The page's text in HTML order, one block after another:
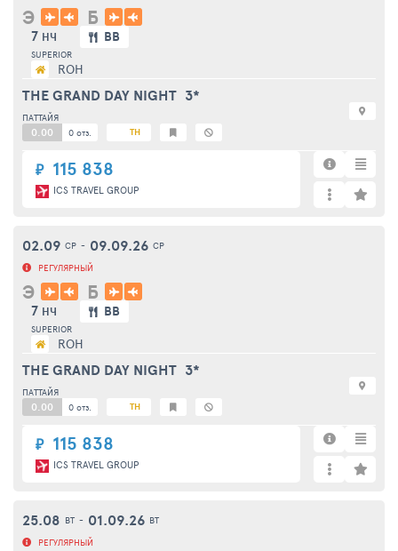
₽ 115 838
ICS TRAVEL GROUP
Э Б
7 НЧ BB
SUPERIOR
ROH
THE GRAND DAY NIGHT 3*
ПАТТАЙЯ
0.00 0 отз. TH
₽ 115 838
ICS TRAVEL GROUP
02.09 СР - 09.09.26 СР
РЕГУЛЯРНЫЙ
Э Б
7 НЧ BB
SUPERIOR
ROH
THE GRAND DAY NIGHT 3*
ПАТТАЙЯ
0.00 0 отз. TH
25.08 ВТ - 01.09.26 ВТ
РЕГУЛЯРНЫЙ